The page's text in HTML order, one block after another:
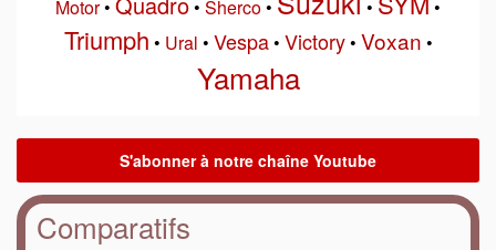
Motor• • Sherco• • •
Triumph • Ural • Vespa• Victory• Voxan •
Yamaha
Comparatifs